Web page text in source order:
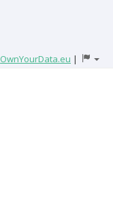
OwnYourData.eu |